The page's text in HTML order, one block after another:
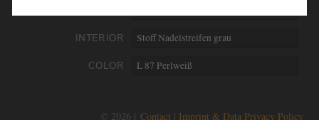
INTERIOR Stoff Nadelstreifen grau
COLOR L 87 Perlweiß
© 2026 | Contact Imprint & Data Privacy Policy